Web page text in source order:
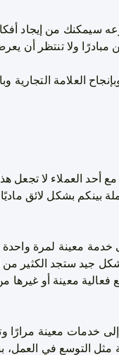
سيمكنك من إيجاد
العلامة
أحد العملاء لا
بينكم بشكل لائق
معينة لمرة
جيد ستجد الكثير
معينة أو غيرها
خدمات معينة مرارًا
مثل التوسع في العمل،